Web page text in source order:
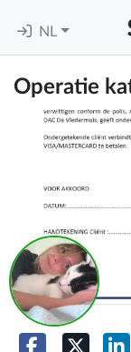
NL
Operatie